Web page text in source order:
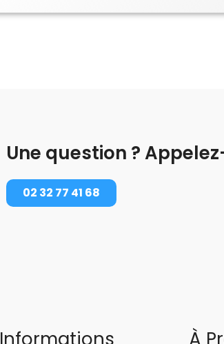
Une question ?
02 32 77 41 68